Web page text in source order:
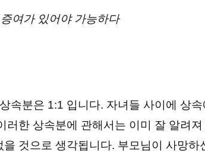
여가 있어야 가능하다
속분은 1:1 입니다. 자녀들 사이에 상속
러한 상속분에 관해서는 이미 잘 알려져
것으로 생각됩니다. 부모님이 사망하